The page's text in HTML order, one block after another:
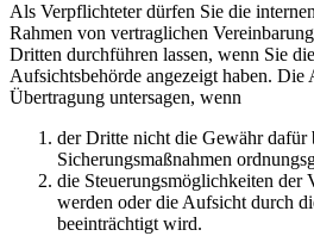
Als Verpflichteter dürfen Sie die
Rahmen von vertraglichen
Dritten durchführen lassen, wenn Sie
Aufsichtsbehörde angezeigt haben. Die
Übertragung untersagen, wenn
der Dritte nicht die Gewähr dafür
Sicherungsmaßnahmen
die Steuerungsmöglichkeiten der
werden oder die Aufsicht durch
beeinträchtigt wird.